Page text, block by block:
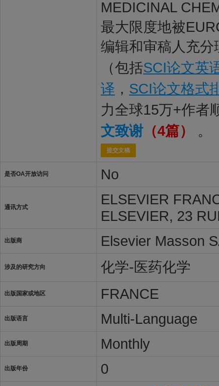
MEDICINAL
最大限度地被
编辑和审稿人充
（包括SCI论文英
译 ， SCI论文格式
力全球15万+作者
文致谢 （4篇） 。
提交文稿
是否OA开放访问 No
通讯方式
ELSEVIER
ELSEVIER, 23
出版商 Elsevier Masson
涉及的研究方向 化学-医药化学
出版国家或地区 FRANCE
出版语言 Multi-Language
出版周期 Monthly
出版年份 0